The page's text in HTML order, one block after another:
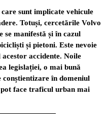
sunt implicate vehicule
Totuși, cercetările Volvo
se manifestă și în cazul
și pietoni. Este nevoie
accidente. Noile
legislației, o mai bună
în domeniul
face traficul urban mai